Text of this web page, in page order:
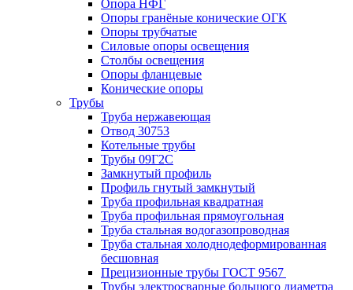
Опора НФГ
Опоры гранёные конические ОГК
Опоры трубчатые
Силовые опоры освещения
Столбы освещения
Опоры фланцевые
Конические опоры
Трубы
Труба нержавеющая
Отвод 30753
Котельные трубы
Трубы 09Г2С
Замкнутый профиль
Профиль гнутый замкнутый
Труба профильная квадратная
Труба профильная прямоугольная
Труба стальная водогазопроводная
Труба стальная холоднодеформированная
бесшовная
Прецизионные трубы ГОСТ 9567
Трубы электросварные большого диаметра